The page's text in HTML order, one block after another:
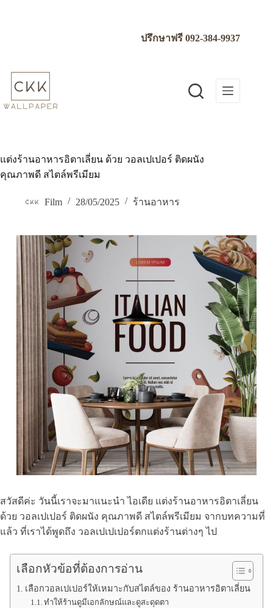
ปรึกษาฟรี092-384-9937
แต่งร้านอาหารอิตาเลี่ยน ด้วย วอลเปเปอร์ ติดผนัง
คุณภาพดี สไตล์พรีเมียม
Film 28/05/2025 ร้านอาหาร
สวัสดีค่ะ วันนี้เราจะมาแนะนำ ไอเดีย แต่งร้านอาหารอิตาเลี่ยน
ด้วย วอลเปเปอร์ ติดผนัง คุณภาพดี สไตล์พรีเมียม จากบทความที่
แล้ว ที่เราได้พูดถึง วอลเปเปเปอร์ตกแต่งร้านต่างๆ ไป
เลือกหัวข้อที่ต้องการอ่าน
เลือกวอลเปเปอร์ให้เหมาะกับสไตล์ของ ร้านอาหารอิตาเลี่ยน
ทำให้ร้านดูมีเอกลักษณ์และดูสะดุดตา